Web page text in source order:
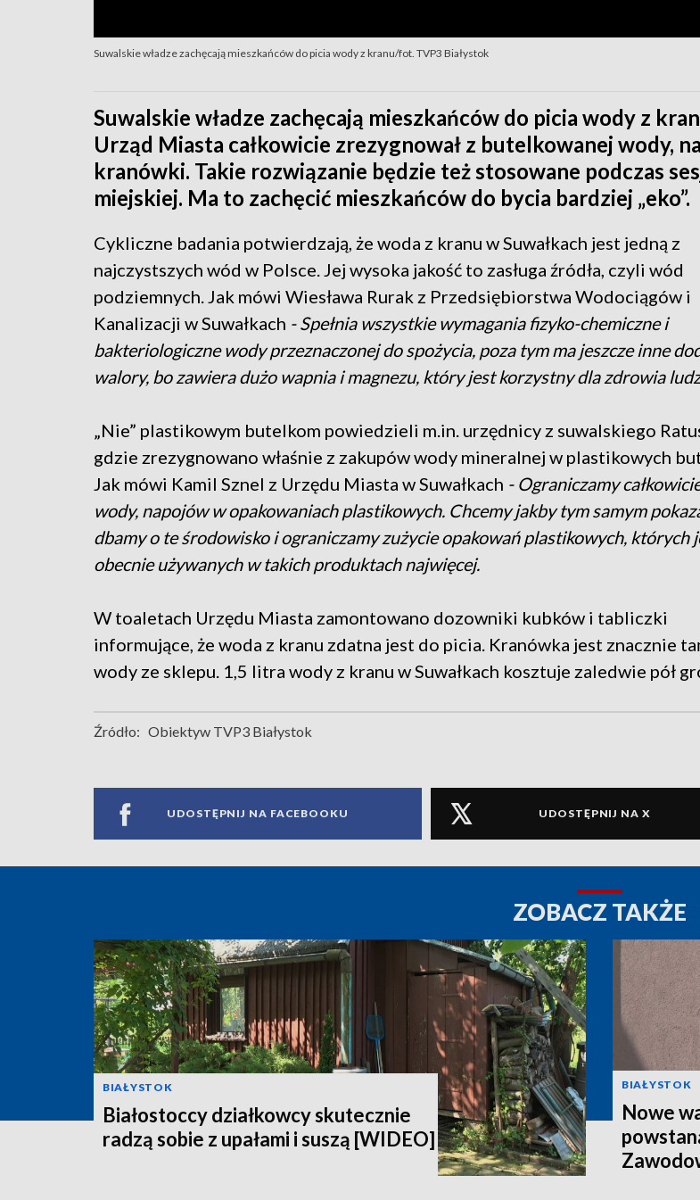
Suwalskie władze zachęcają mieszkańców do picia wody z kranu/fot. TVP3 Białystok
Suwalskie władze zachęcają mieszkańców do picia wody z
Urząd Miasta całkowicie zrezygnował z butelkowanej wody,
kranówki. Takie rozwiązanie będzie też stosowane podczas
miejskiej. Ma to zachęcić mieszkańców do bycia bardziej „eko”.
Cykliczne badania potwierdzają, że woda z kranu w Suwałkach jest jedną z
najczystszych wód w Polsce. Jej wysoka jakość to zasługa źródła, czyli wód
podziemnych. Jak mówi Wiesława Rurak z Przedsiębiorstwa Wodociągów i
Kanalizacji w Suwałkach - Spełnia wszystkie wymagania fizyko-chemiczne i
bakteriologiczne wody przeznaczonej do spożycia, poza tym ma jeszcze inne
walory, bo zawiera dużo wapnia i magnezu, który jest korzystny dla zdrowia
„Nie” plastikowym butelkom powiedzieli m.in. urzędnicy z suwalskiego
gdzie zrezygnowano właśnie z zakupów wody mineralnej w plastikowych
Jak mówi Kamil Sznel z Urzędu Miasta w Suwałkach - Ograniczamy
wody, napojów w opakowaniach plastikowych. Chcemy jakby tym samym
dbamy o te środowisko i ograniczamy zużycie opakowań plastikowych, których
obecnie używanych w takich produktach najwięcej.
W toaletach Urzędu Miasta zamontowano dozowniki kubków i tabliczki
informujące, że woda z kranu zdatna jest do picia. Kranówka jest znacznie
wody ze sklepu. 1,5 litra wody z kranu w Suwałkach kosztuje zaledwie pół
Źródło: Obiektyw TVP3 Białystok
UDOSTĘPNIJ NA FACEBOOKU UDOSTĘPNIJ NA X
ZOBACZ TAKŻE
BIAŁYSTOK
Białostoccy działkowcy skutecznie
radzą sobie z upałami i suszą [WIDEO]
BIAŁYSTOK
Nowe